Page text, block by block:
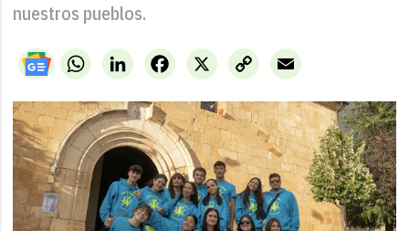
nuestros pueblos.
WhatsAppLinkedIn X
Facebook
Copy
Link
Email